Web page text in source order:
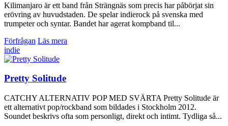
Kilimanjaro är ett band från Strängnäs som precis har påbörjat sin
erövring av huvudstaden. De spelar indierock på svenska med
trumpeter och syntar. Bandet har agerat kompband til...
Förfrågan Läs mera
indie
Pretty Solitude
CATCHY ALTERNATIV POP MED SVÄRTA Pretty Solitude är
ett alternativt pop/rockband som bildades i Stockholm 2012.
Soundet beskrivs ofta som personligt, direkt och intimt. Tydliga så...